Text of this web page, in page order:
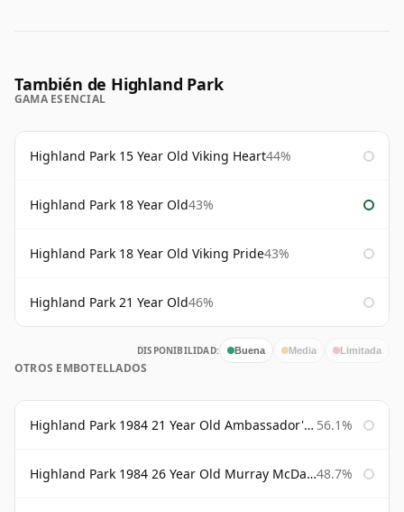
También de Highland Park
GAMA ESENCIAL
Highland Park 15 Year Old Viking Heart44%
Highland Park 18 Year Old43%
Highland Park 18 Year Old Viking Pride43%
Highland Park 21 Year Old46%
DISPONIBILIDAD: Buena Media Limitada
OTROS EMBOTELLADOS
Highland Park 1984 21 Year Old Ambassador's Cask 56.1%
Highland Park 1984 26 Year Old Murray McDavid 48.7%